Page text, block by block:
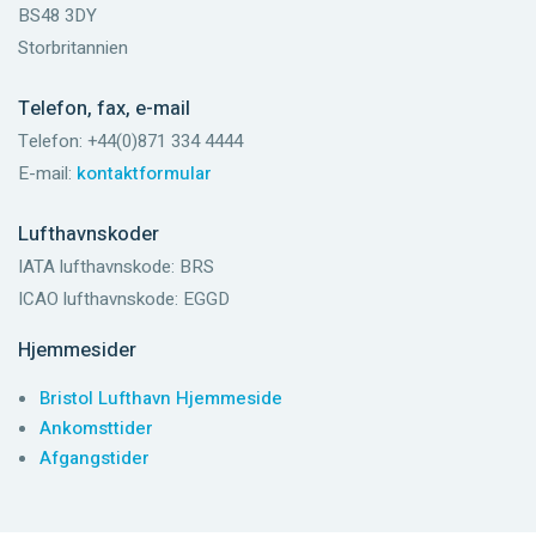
BS48 3DY
Storbritannien
Telefon, fax, e-mail
Telefon: +44(0)871 334 4444
E-mail: kontaktformular
Lufthavnskoder
IATA lufthavnskode: BRS
ICAO lufthavnskode: EGGD
Hjemmesider
Bristol Lufthavn Hjemmeside
Ankomsttider
Afgangstider